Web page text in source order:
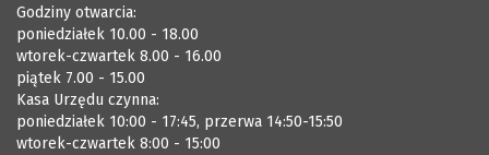
Godziny otwarcia:
poniedziałek 10.00 - 18.00
wtorek-czwartek 8.00 - 16.00
piątek 7.00 - 15.00
Kasa Urzędu czynna:
poniedziałek 10:00 - 17:45, przerwa 14:50-15:50
wtorek-czwartek 8:00 - 15:00